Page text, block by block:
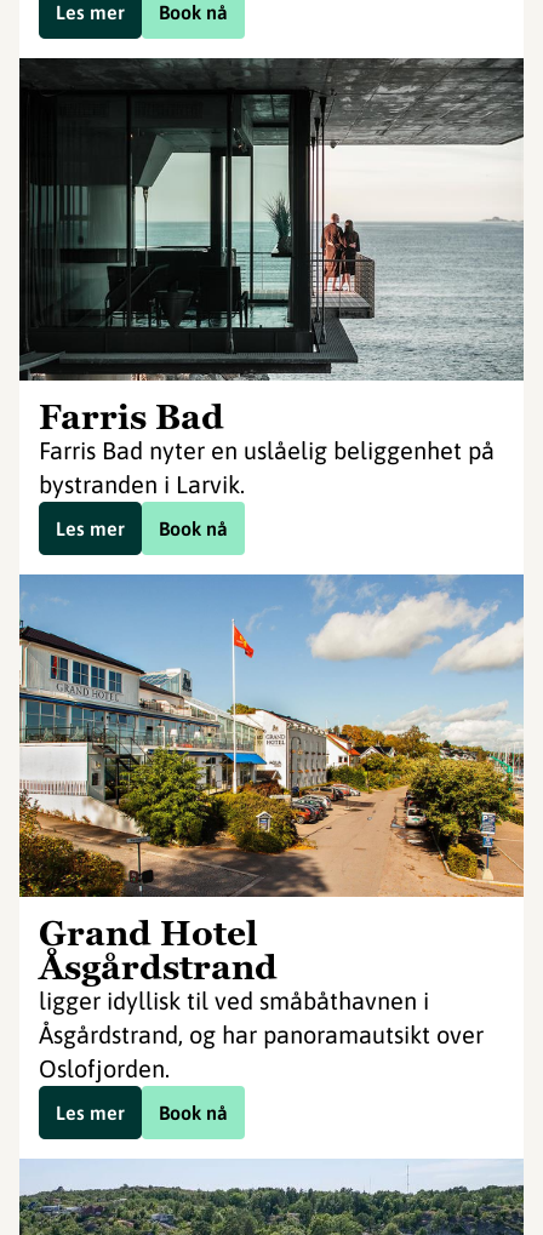
Book nå
Les mer
Farris Bad
Farris Bad nyter en uslåelig beliggenhet på
bystranden i Larvik.
Book nå
Les mer
Grand Hotel
Åsgårdstrand
ligger idyllisk til ved småbåthavnen i
Åsgårdstrand, og har panoramautsikt over
Oslofjorden.
Book nå
Les mer